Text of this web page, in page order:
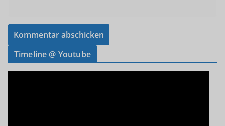
Timeline @ Youtube